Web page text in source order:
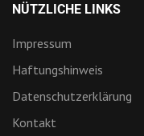
NÜTZLICHE LINKS
Impressum
Haftungshinweis
Datenschutzerklärung
Kontakt